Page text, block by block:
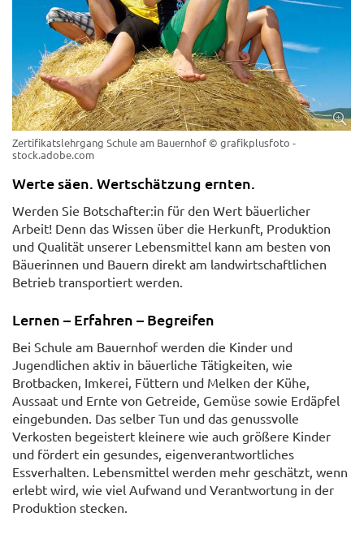
Zertifikatslehrgang Schule am Bauernhof © grafikplusfoto -
stock.adobe.com
Werte säen. Wertschätzung ernten.
Werden Sie Botschafter:in für den Wert bäuerlicher
Arbeit! Denn das Wissen über die Herkunft, Produktion
und Qualität unserer Lebensmittel kann am besten von
Bäuerinnen und Bauern direkt am landwirtschaftlichen
Betrieb transportiert werden.
Lernen – Erfahren – Begreifen
Bei Schule am Bauernhof werden die Kinder und
Jugendlichen aktiv in bäuerliche Tätigkeiten, wie
Brotbacken, Imkerei, Füttern und Melken der Kühe,
Aussaat und Ernte von Getreide, Gemüse sowie Erdäpfel
eingebunden. Das selber Tun und das genussvolle
Verkosten begeistert kleinere wie auch größere Kinder
und fördert ein gesundes, eigenverantwortliches
Essverhalten. Lebensmittel werden mehr geschätzt, wenn
erlebt wird, wie viel Aufwand und Verantwortung in der
Produktion stecken.